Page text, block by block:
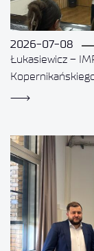
2026-07-08
Łukasiewicz –